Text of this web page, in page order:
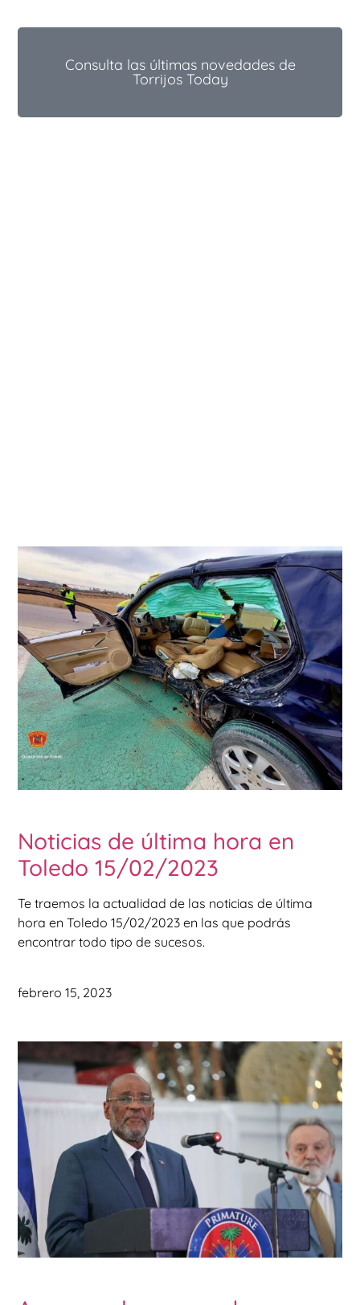
Consulta las últimas novedades de
Torrijos Today
Noticias de última hora en
Toledo 15/02/2023
Te traemos la actualidad de las noticias de última
hora en Toledo 15/02/2023 en las que podrás
encontrar todo tipo de sucesos.
febrero 15, 2023